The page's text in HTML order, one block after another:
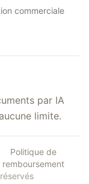
commerciale
par IA
limite.
Politique de
remboursement